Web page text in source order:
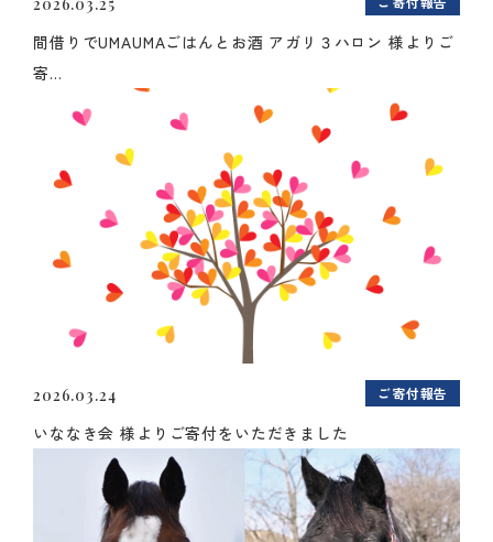
間借りでUMAUMAごはんとお酒 アガリ３ハロン 様よりご
寄...
2026.03.24 ご寄付報告
いななき会 様よりご寄付をいただきました